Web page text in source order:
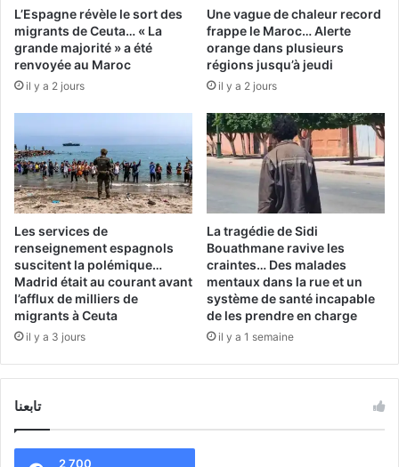
L’Espagne révèle le sort des
migrants de Ceuta… « La
grande majorité » a été
renvoyée au Maroc
il y a 2 jours
Une vague de chaleur record
frappe le Maroc… Alerte
orange dans plusieurs
régions jusqu’à jeudi
il y a 2 jours
Les services de
renseignement espagnols
suscitent la polémique…
Madrid était au courant avant
l’afflux de milliers de
migrants à Ceuta
il y a 3 jours
La tragédie de Sidi
Bouathmane ravive les
craintes… Des malades
mentaux dans la rue et un
système de santé incapable
de les prendre en charge
il y a 1 semaine
تابعنا
2 700